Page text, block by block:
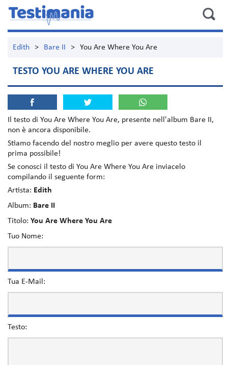
Edith > Bare II > You Are Where You Are
TESTO YOU ARE WHERE YOU ARE
Il testo di You Are Where You Are, presente nell'album Bare II ,
non è ancora disponibile.
Stiamo facendo del nostro meglio per avere questo testo il
prima possibile!
Se conosci il testo di You Are Where You Are inviacelo
compilando il seguente form:
Artista: Edith
Album: Bare II
Titolo: You Are Where You Are
Tuo Nome:
Tua E-Mail:
Testo: